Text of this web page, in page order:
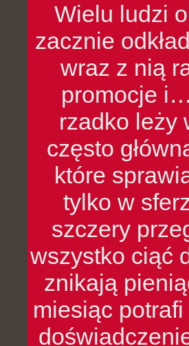
Wielu ludzi
zacznie
wraz z nią
promocje
rzadko leży
często
które
tylko w
szczery
wszystko ciąć
znikają
miesiąc